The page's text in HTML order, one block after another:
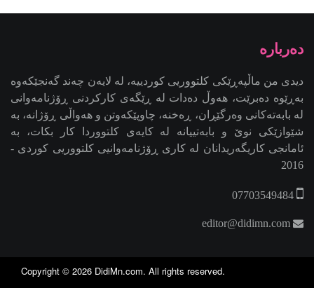
دیدی من ماڵپەڕێکی کلتووریی کوردییە، لە لایەن چەند گەنجێكه‌وه‌
بەڕێوە دەبرێت، هەوڵ دەدات لە ڕێگەی کارکردنی ڕۆژنامەوانی
لە بابەتەکانی وەرگێڕان، ڕەخنە، چاوپێکەوتن و هەواڵی ڕۆژانە، بە
شێوازێکی نوێ و بابەتییانە لە کایەی کلتووردا کار بکات، بە
ئامانجی کاریگەریدانان لە کاری ڕۆژنامەوانیی کلتووریی کوردی -
2016
07703549484
editor@didimn.com
Copyright © 2026 DidiMn.com. All rights reserved.